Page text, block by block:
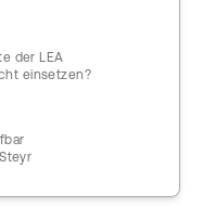
der LEA
einsetzen?